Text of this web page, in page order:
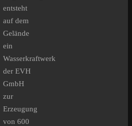
entsteht
auf dem
Gelände
ein
Wasserkraftwerk
der EVH
GmbH
zur
Erzeugung
von 600